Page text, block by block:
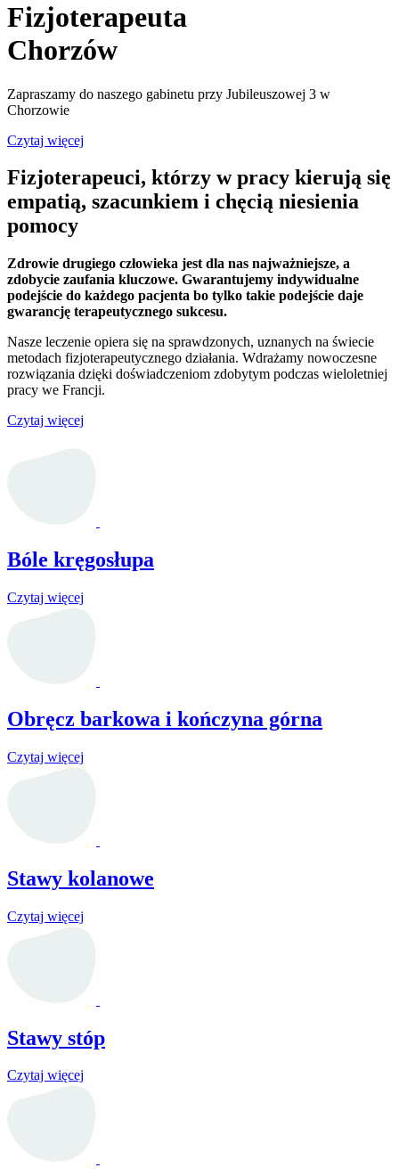
Fizjoterapeuta
Chorzów
Zapraszamy do naszego gabinetu przy Jubileuszowej 3 w
Chorzowie
Czytaj więcej
Fizjoterapeuci, którzy w pracy kierują się
empatią, szacunkiem i chęcią niesienia
pomocy
Zdrowie drugiego człowieka jest dla nas najważniejsze, a
zdobycie zaufania kluczowe. Gwarantujemy indywidualne
podejście do każdego pacjenta bo tylko takie podejście daje
gwarancję terapeutycznego sukcesu.
Nasze leczenie opiera się na sprawdzonych, uznanych na świecie
metodach fizjoterapeutycznego działania. Wdrażamy nowoczesne
rozwiązania dzięki doświadczeniom zdobytym podczas wieloletniej
pracy we Francji.
Czytaj więcej
Bóle kręgosłupa
Czytaj więcej
Obręcz barkowa i kończyna górna
Czytaj więcej
Stawy kolanowe
Czytaj więcej
Stawy stóp
Czytaj więcej